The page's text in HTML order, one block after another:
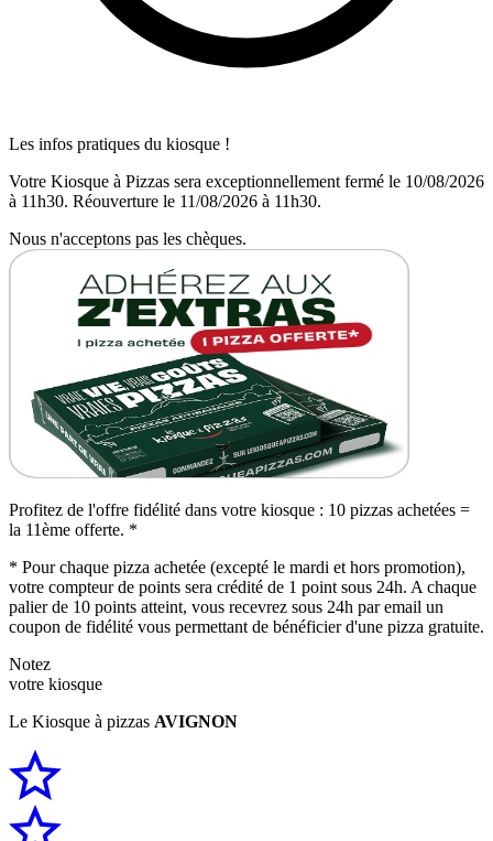
Les infos pratiques du kiosque !
Votre Kiosque à Pizzas sera exceptionnellement fermé le 10/08/2026
à 11h30. Réouverture le 11/08/2026 à 11h30.
Nous n'acceptons pas les chèques.
Profitez de l'offre fidélité dans votre kiosque : 10 pizzas achetées =
la 11ème offerte. *
* Pour chaque pizza achetée (excepté le mardi et hors promotion),
votre compteur de points sera crédité de 1 point sous 24h. A chaque
palier de 10 points atteint, vous recevrez sous 24h par email un
coupon de fidélité vous permettant de bénéficier d'une pizza gratuite.
Notez
votre kiosque
Le Kiosque à pizzas AVIGNON